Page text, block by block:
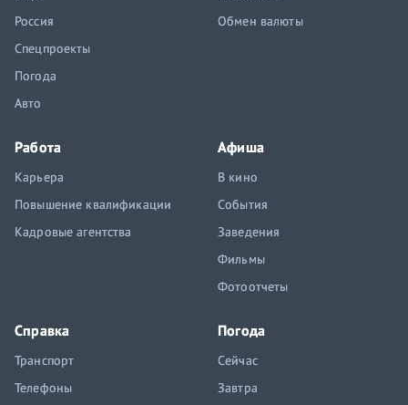
Россия
Спецпроекты
Погода
Авто
Обмен валюты
Работа
Карьера
Повышение квалификации
Кадровые агентства
Афиша
В кино
События
Заведения
Фильмы
Фотоотчеты
Справка
Транспорт
Телефоны
Погода
Сейчас
Завтра